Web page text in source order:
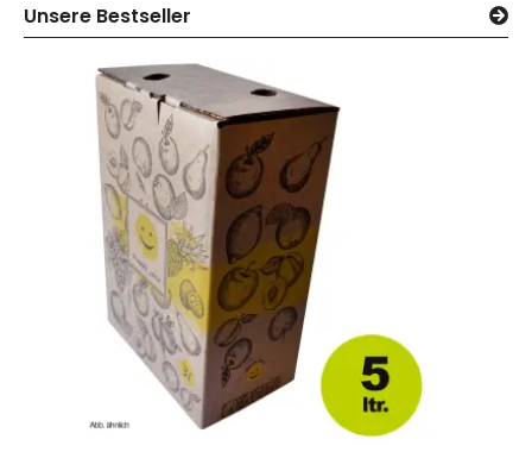
Unsere Bestseller